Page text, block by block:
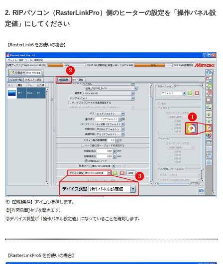
2. RIPパソコン（RasterLinkPro）側のヒーターの設定を「操作パネル設
定値」にしてください